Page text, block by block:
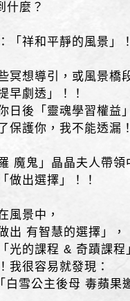
什麼？
「祥和平靜的風景」
冥想導引，或風景橋
早劇透」！！
日後「靈魂學習權益
保護你，我不能透漏
魔鬼」晶晶夫人帶領
做出選擇」！！
風景中，
出 有智慧的選擇」，
光的課程 & 奇蹟課程
我很容易就發現：
白雪公主後母 毒蘋果